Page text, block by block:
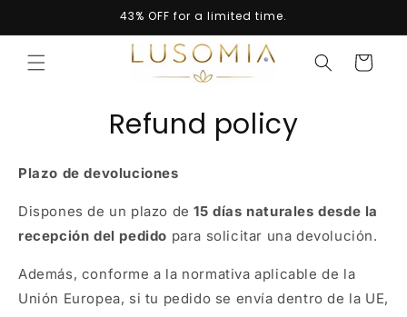
43% OFF for a limited time.
Cart
Refund policy
Plazo de devoluciones
Dispones de un plazo de15 días naturales desde la
recepción del pedido para solicitar una devolución.
Además, conforme a la normativa aplicable de la
Unión Europea, si tu pedido se envía dentro de la UE,